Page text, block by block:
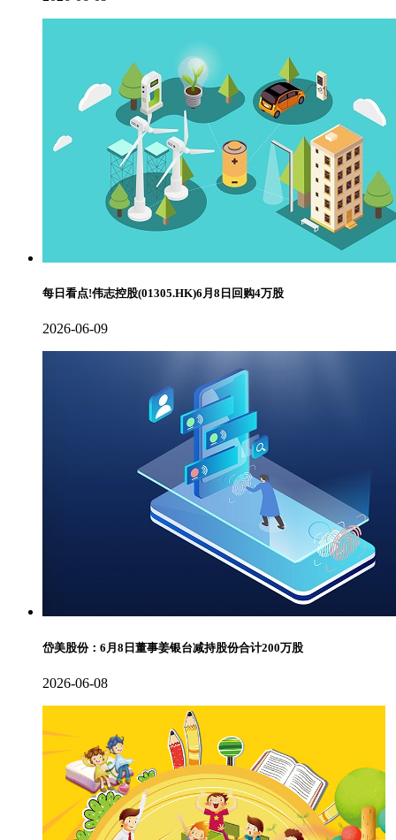
每日看点!伟志控股(01305.HK)6月8日回购4万股
2026-06-09
岱美股份：6月8日董事姜银台减持股份合计200万股
2026-06-08